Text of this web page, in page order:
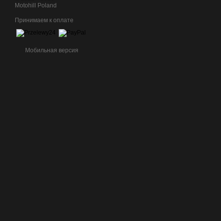
Motohill Poland
Принимаем к оплате
Мобильная версия